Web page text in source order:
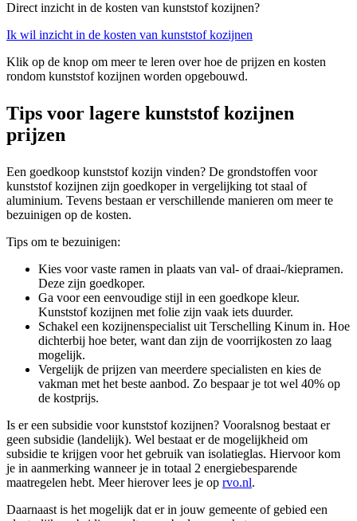
Direct inzicht in de kosten van kunststof kozijnen?
Ik wil inzicht in de kosten van kunststof kozijnen
Klik op de knop om meer te leren over hoe de prijzen en kosten
rondom kunststof kozijnen worden opgebouwd.
Tips voor lagere kunststof kozijnen
prijzen
Een goedkoop kunststof kozijn vinden? De grondstoffen voor
kunststof kozijnen zijn goedkoper in vergelijking tot staal of
aluminium. Tevens bestaan er verschillende manieren om meer te
bezuinigen op de kosten.
Tips om te bezuinigen:
Kies voor vaste ramen in plaats van val- of draai-/kiepramen.
Deze zijn goedkoper.
Ga voor een eenvoudige stijl in een goedkope kleur.
Kunststof kozijnen met folie zijn vaak iets duurder.
Schakel een kozijnenspecialist uit Terschelling Kinum in. Hoe
dichterbij hoe beter, want dan zijn de voorrijkosten zo laag
mogelijk.
Vergelijk de prijzen van meerdere specialisten en kies de
vakman met het beste aanbod. Zo bespaar je tot wel 40% op
de kostprijs.
Is er een subsidie voor kunststof kozijnen? Vooralsnog bestaat er
geen subsidie (landelijk). Wel bestaat er de mogelijkheid om
subsidie te krijgen voor het gebruik van isolatieglas. Hiervoor kom
je in aanmerking wanneer je in totaal 2 energiebesparende
maatregelen hebt. Meer hierover lees je op rvo.nl.
Daarnaast is het mogelijk dat er in jouw gemeente of gebied een